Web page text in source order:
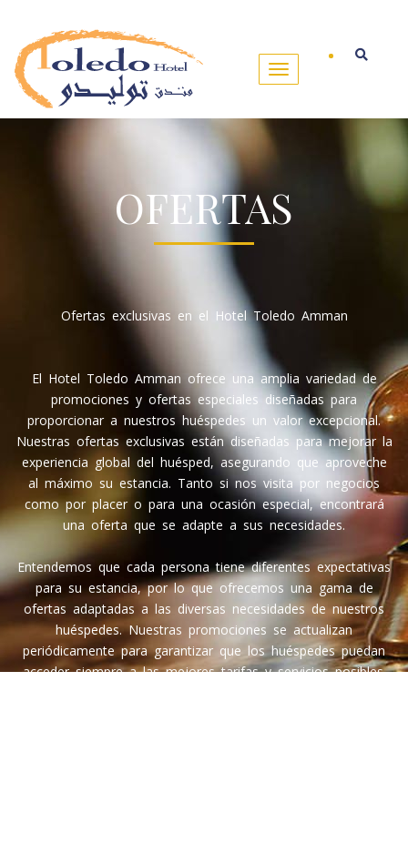
OFERTAS
Ofertas exclusivas en el Hotel Toledo Amman
El Hotel Toledo Amman ofrece una amplia variedad de
promociones y ofertas especiales diseñadas para
proporcionar a nuestros huéspedes un valor excepcional.
Nuestras ofertas exclusivas están diseñadas para mejorar la
experiencia global del huésped, asegurando que aproveche
al máximo su estancia. Tanto si nos visita por negocios
como por placer o para una ocasión especial, encontrará
una oferta que se adapte a sus necesidades.
Entendemos que cada persona tiene diferentes expectativas
para su estancia, por lo que ofrecemos una gama de
ofertas adaptadas a las diversas necesidades de nuestros
huéspedes. Nuestras promociones se actualizan
periódicamente para garantizar que los huéspedes puedan
acceder siempre a las mejores tarifas y servicios posibles.